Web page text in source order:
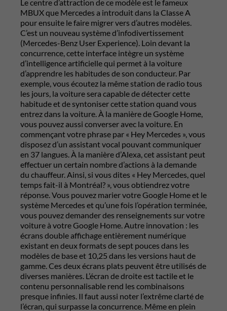
Le centre d’attraction de ce modèle est le fameux
MBUX que Mercedes a introduit dans la Classe A
pour ensuite le faire migrer vers d’autres modèles.
C’est un nouveau système d’infodivertissement
(Mercedes-Benz User Experience). Loin devant la
concurrence, cette interface intègre un système
d’intelligence artificielle qui permet à la voiture
d’apprendre les habitudes de son conducteur. Par
exemple, vous écoutez la même station de radio tous
les jours, la voiture sera capable de détecter cette
habitude et de syntoniser cette station quand vous
entrez dans la voiture. À la manière de Google Home,
vous pouvez aussi converser avec la voiture. En
commençant votre phrase par « Hey Mercedes », vous
disposez d’un assistant vocal pouvant communiquer
en 37 langues. À la manière d’Alexa, cet assistant peut
effectuer un certain nombre d’actions à la demande
du chauffeur. Ainsi, si vous dites « Hey Mercedes, quel
temps fait-il à Montréal? », vous obtiendrez votre
réponse. Vous pouvez marier votre Google Home et le
système Mercedes et qu’une fois l’opération terminée,
vous pouvez demander des renseignements sur votre
voiture à votre Google Home. Autre innovation : les
écrans double affichage entièrement numérique
existant en deux formats de sept pouces dans les
modèles de base et 10,25 dans les versions haut de
gamme. Ces deux écrans plats peuvent être utilisés de
diverses manières. L’écran de droite est tactile et le
contenu personnalisable rend les combinaisons
presque infinies. Il faut aussi noter l’extrême clarté de
l’écran, qui surpasse la concurrence. Même en plein